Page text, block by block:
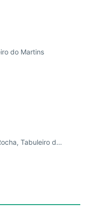
do Martins
Av. Doutor Sebastião Correia da Rocha, Tabuleiro do Martins